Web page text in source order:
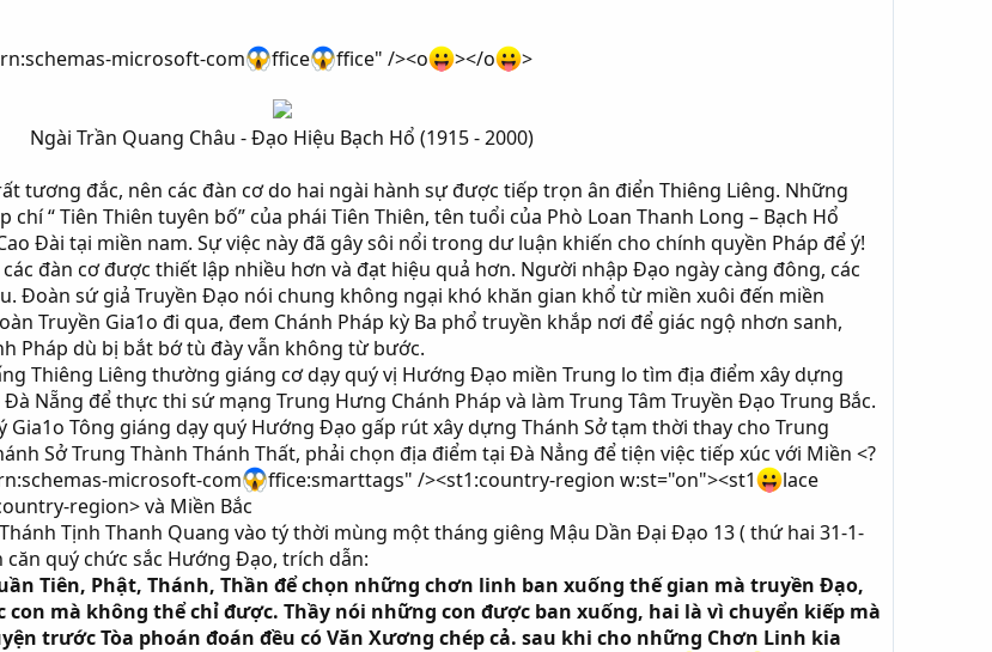
microsoft-com
ffice ffice" /><o ></o >
Ngài Trần Quang Châu - Đạo Hiệu Bạch Hổ (1915 - 2000)​
tương đắc, nên các đàn cơ do hai ngài hành sự được tiếp trọn ân điển Thiêng Liêng. Những
“ Tiên Thiên tuyên bố” của phái Tiên Thiên, tên tuổi của Phò Loan Thanh Long – Bạch Hổ
Đài tại miền nam. Sự việc này đã gây sôi nổi trong dư luận khiến cho chính quyền Pháp để ý!
đàn cơ được thiết lập nhiều hơn và đạt hiệu quả hơn. Người nhập Đạo ngày càng đông, các
Đoàn sứ giả Truyền Đạo nói chung không ngại khó khăn gian khổ từ miền xuôi đến miền
Truyền Gia1o đi qua, đem Chánh Pháp kỳ Ba phổ truyền khắp nơi để giác ngộ nhơn sanh,
Pháp dù bị bắt bớ tù đày vẫn không từ bước.
Thiêng Liêng thường giáng cơ dạy quý vị Hướng Đạo miền Trung lo tìm địa điểm xây dựng
Nẵng để thực thi sứ mạng Trung Hưng Chánh Pháp và làm Trung Tâm Truyền Đạo Trung Bắc.
Gia1o Tông giáng dạy quý Hướng Đạo gấp rút xây dựng Thánh Sở tạm thời thay cho Trung
Sở Trung Thành Thánh Thất, phải chọn địa điểm tại Đà Nẳng để tiện việc tiếp xúc với Miền <?
microsoft-com
ffice:smarttags" /><st1:country-region w:st="on"><st1
lace
region> và Miền Bắc
Tịnh Thanh Quang vào tý thời mùng một tháng giêng Mậu Dần Đại Đạo 13 ( thứ hai 31-1-
căn quý chức sắc Hướng Đạo, trích dẫn:
Tiên, Phật, Thánh, Thần để chọn những chơn linh ban xuống thế gian mà truyền Đạo,
con mà không thể chỉ được. Thầy nói những con được ban xuống, hai là vì chuyển kiếp mà
trước Tòa phoán đoán đều có Văn Xương chép cả. sau khi cho những Chơn Linh kia